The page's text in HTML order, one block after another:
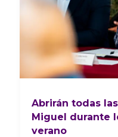
Abrirán todas
Miguel durante
verano